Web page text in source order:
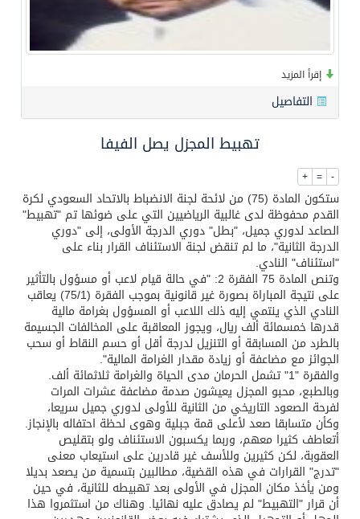
محافظ عفيف يؤدي صلاة عيد الأضحى
إقرأ المزيد
التفاصيل
تهبيط المجزل يصل الفيفا
+ = -
ستكون المادة (75) من لائحة لجنة الانضباط بالاتحاد السعودي لكرة
القدم محفوظة لدى غالبية الرياضيين التي على ضوئها تم "تهبيط"
الصاعد لدوري جميل، "بطل" دوري الدرجة الأولى، إلى "دوري
الدرجة الثانية"، ما لم تنقض لجنة الاستئناف القرار بناء على
"استئناف" النادي.
وتنص المادة 75 الفقرة 2: "في حالة قيام لاعب أو مسؤول بالتأثير
على نتيجة المباراة بصورة غير قانونية بموجب الفقرة (75/1) يعاقب
النادي الذي ينتمي إليه ذلك اللاعب أو المسؤول بغرامة مالية
قدرها خمسمائة ألف ريال، ويجوز المعاقبة على المخالفات الجسيمة
بالطرد من المسابقة أو التنزيل لدرجة أقل أو حسم النقاط أو سحب
الجوائز مع مضاعفة أو زيادة مقدار الغرامة المالية".
والفقرة "1" تشمل الحرمان مدى الحياة والغرامة ثلاثمائة ألف.
وبالطبع، محبو المجزل يعيشون صدمة مضاعفة عشرات المرات
لفرحة الصعود التاريخي من الثانية للأولى لدوري جميل سريعا،
وكأن متسابقا صعد لأعلى قمة جبلية وهوى لحظة احتفاله بالإنجاز.
أتعاطف كثيرا معهم، وربما يكسبون الاستئناف ولو بتقليص
العقوبة، لكن كثيرين وللأسف غير قادرين على استيعاب معنى
"تدرج" القرارات في هذه القضية، مطالبين بتسمية من يصعد بديلا
ومن يأخذ مكان المجزل في الأولى بعد تهبيطه للثانية، في حين
أن قرار "التهبيط" لم يصادق عليه نهائيا. وهناك من استثمروا هذا